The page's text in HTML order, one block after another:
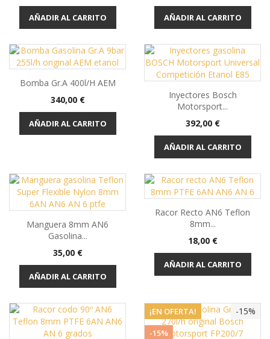
AÑADIR AL CARRITO AÑADIR AL CARRITO
Bomba Gr.A 400l/h AEM
Precio
340,00 €
AÑADIR AL CARRITO
Inyectores Bosch
Motorsport...
Precio
392,00 €
AÑADIR AL CARRITO
Manguera 8mm AN6
Gasolina...
Precio
35,00 €
AÑADIR AL CARRITO
Racor Recto AN6 Teflon
8mm...
Precio
18,00 €
AÑADIR AL CARRITO
-15%
¡EN OFERTA!
-15%